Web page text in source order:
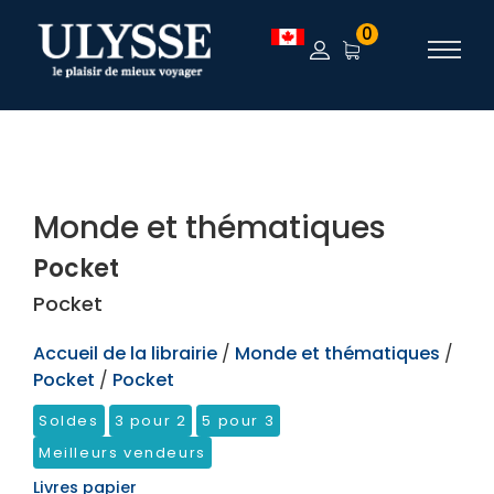
TEST 0
Monde et thématiques
Pocket
Pocket
Accueil de la librairie / Monde et thématiques /
Pocket / Pocket
Soldes 3 pour 2
5 pour 3
Meilleurs vendeurs
Livres papier